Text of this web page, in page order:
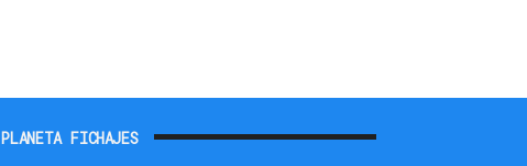
PLANETA FICHAJES